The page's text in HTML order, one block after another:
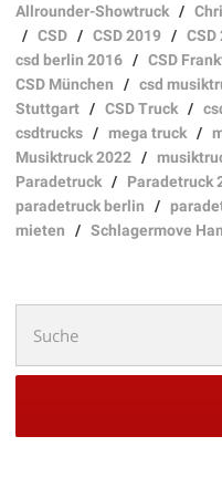
Allrounder-Showtruck /
/CSD /CSD 2019 /CSD
csd berlin 2016 /CSD
CSD München /csd
Stuttgart /CSD Truck /
csdtrucks /mega truck /
Musiktruck 2022 /
Paradetruck / Paradetruck
paradetruck berlin /
mieten /Schlagermove
nach: